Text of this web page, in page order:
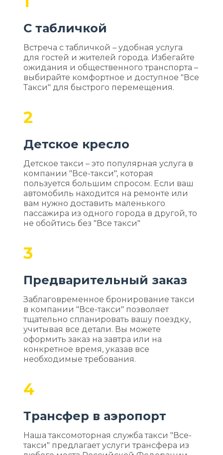
С табличкой
Встреча с табличкой – удобная услуга
для гостей и жителей города. Избегайте
ожидания и общественного транспорта –
выбирайте комфортное и доступное "Все
Такси" для быстрого перемещения.
2
Детское кресло
Детское такси – это популярная услуга в
компании "Все-такси", которая
пользуется большим спросом. Если ваш
автомобиль находится на ремонте или
вам нужно доставить маленького
пассажира из одного города в другой, то
не обойтись без "Все такси"
3
Предварительный заказ
Заблаговременное бронирование такси
в компании "Все-такси" позволяет
тщательно спланировать вашу поездку,
учитывая все детали. Вы можете
оформить заказ на завтра или на
конкретное время, указав все
необходимые требования.
4
Трансфер в аэропорт
Наша таксомоторная служба такси "Все-
такси" предлагает услуги трансфера из